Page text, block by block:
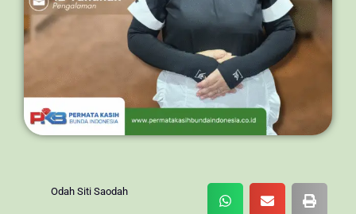
Odah Siti Saodah